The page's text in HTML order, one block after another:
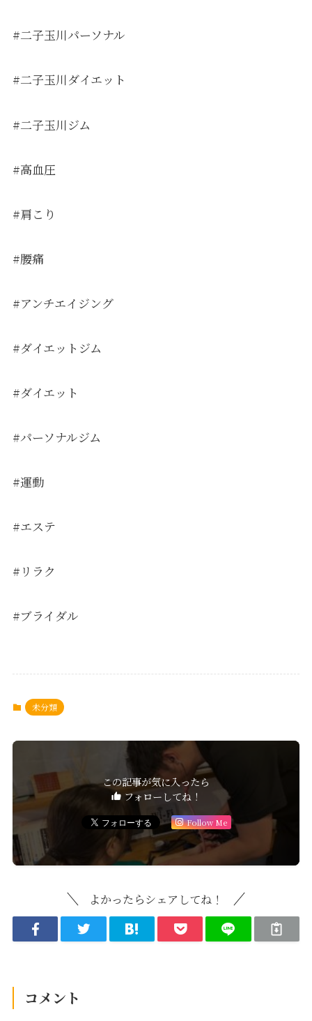
#二子玉川パーソナル
#二子玉川ダイエット
#二子玉川ジム
#高血圧
#肩こり
#腰痛
#アンチエイジング
#ダイエットジム
#ダイエット
#パーソナルジム
#運動
#エステ
#リラク
#ブライダル
未分類
この記事が気に入ったら
フォローしてね！
Follow Me
よかったらシェアしてね！
コメント